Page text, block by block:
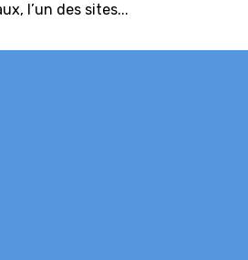
l’un des sites...